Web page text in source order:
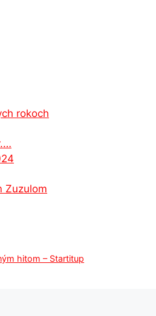
rokoch
Zuzulom
hitom – Startitup